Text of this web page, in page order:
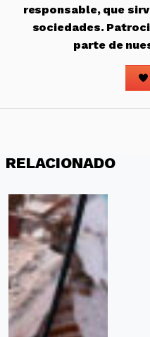
responsable, que
sociedades.
parte de
RELACIONADO